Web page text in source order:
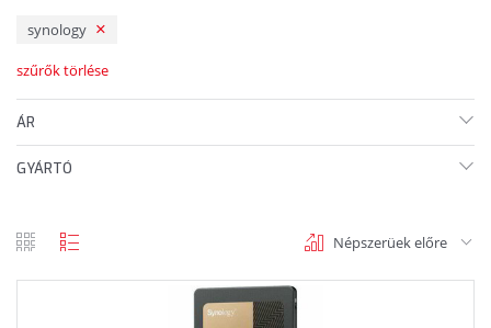
synology
szűrők törlése
ÁR
GYÁRTÓ
Népszerüek előre